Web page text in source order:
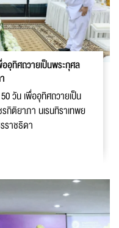
ทิศถวายเป็นพระกุศล
วัน เพื่ออุทิศถวายเป็น
กิติยาภา นเรนทิราเทพย
ราชธิดา